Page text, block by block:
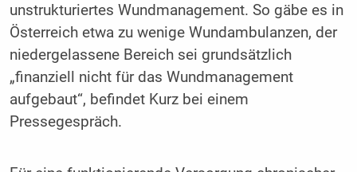
unstrukturiertes Wundmanagement. So gäbe es in
Österreich etwa zu wenige Wundambulanzen, der
niedergelassene Bereich sei grundsätzlich
„finanziell nicht für das Wundmanagement
aufgebaut“, befindet Kurz bei einem
Pressegespräch.